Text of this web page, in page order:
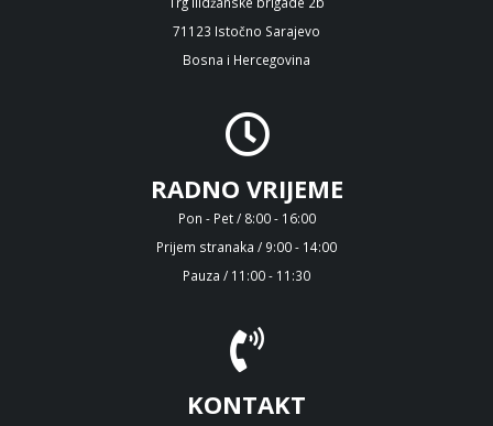
71123 Istočno Sarajevo
Bosna i Hercegovina
RADNO VRIJEME
Pon - Pet / 8:00 - 16:00
Prijem stranaka / 9:00 - 14:00
Pauza / 11:00 - 11:30
KONTAKT